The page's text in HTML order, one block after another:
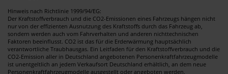
Hinweis nach Richtlinie 1999/94/EG:
Der Kraftstoffverbrauch und die CO2-Emissionen eines Fahrzeugs hängen nicht
nur von der effizienten Ausnutzung des Kraftstoffs durch das Fahrzeug ab,
sondern werden auch vom Fahrverhalten und anderen nichttechnischen
Faktoren beeinflusst. CO2 ist das für die Erderwärmung hauptsächlich
verantwortliche Traubhausgas. Ein Leitfaden für den Kraftstoffverbrauch und die
CO2-Emission aller in Deutschland angebotenen Personenkraftfahrzeugmodelle
ist unentgeltlich an jedem Verkaufsort Deutschland erhältlich, an dem neue
Personenkraftfahrzeugmodelle ausgestellt oder angeboten werden.